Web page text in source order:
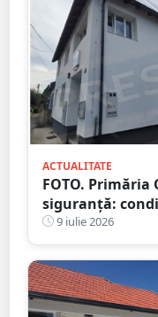
ACTUALITATE
FOTO.
siguranță:
polițiști. Sediul
9 iulie 2026